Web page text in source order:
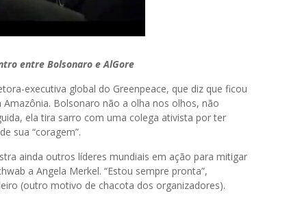
entre Bolsonaro e AlGore
executiva global do Greenpeace, que diz que ficou
Bolsonaro não a olha nos olhos, não
ela tira sarro com uma colega ativista por ter
sua “coragem”.
ainda outros líderes mundiais em ação para mitigar
a Angela Merkel. “Estou sempre pronta”,
(outro motivo de chacota dos organizadores).